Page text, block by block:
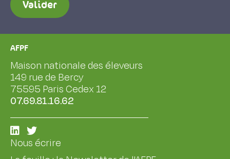
Valider
AFPF
Maison nationale des éleveurs
149 rue de Bercy
75595 Paris Cedex 12
07.69.81.16.62
Nous écrire